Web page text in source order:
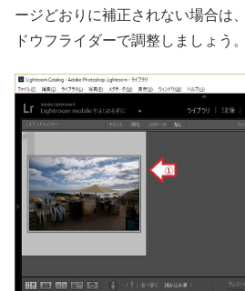
ージどおりに補正されない場合は
ドウフライダーで調整しましょう。